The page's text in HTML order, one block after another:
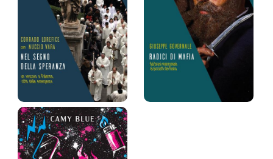
Nel segno della
speranza…
Corrado Lorefice,